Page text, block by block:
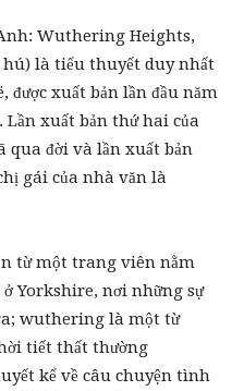
Wuthering Heights,
là tiểu thuyết duy nhất
được xuất bản lần đầu năm
Lần xuất bản thứ hai của
qua đời và lần xuất bản
gái của nhà văn là
từ một trang viên nằm
Yorkshire, nơi những sự
wuthering là một từ
tiết thất thường
kể về câu chuyện tình